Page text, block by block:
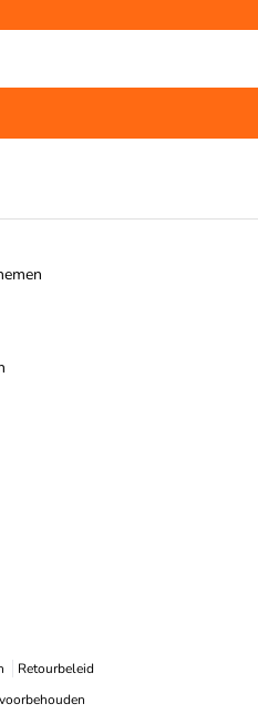
Retourbeleid